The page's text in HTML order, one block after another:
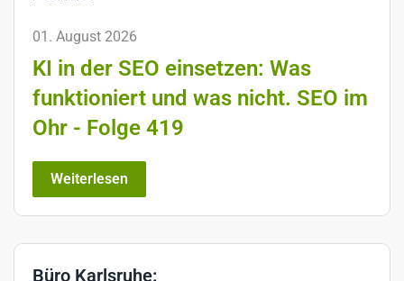
01. August 2026
KI in der SEO einsetzen: Was
funktioniert und was nicht. SEO im
Ohr - Folge 419
Weiterlesen
Büro Karlsruhe: